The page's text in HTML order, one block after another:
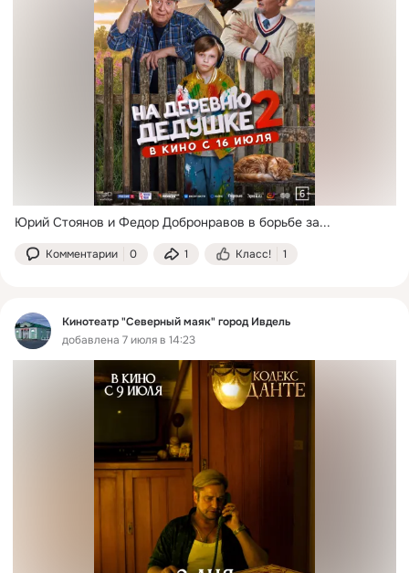
Юрий Стоянов и Федор Добронравов в борьбе за...
Комментарии 0 1 Класс! 1
Кинотеатр "Северный маяк" город Ивдель
добавлена 7 июля в 14:23